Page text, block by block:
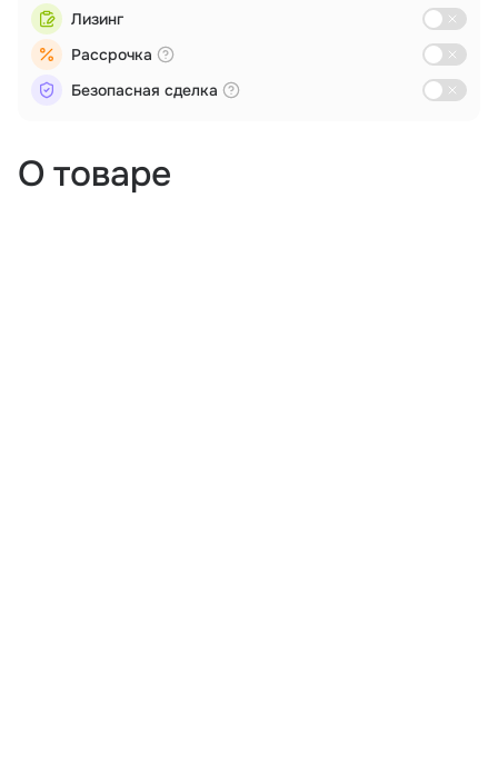
О товаре
Лизинг
Рассрочка
Безопасная сделка